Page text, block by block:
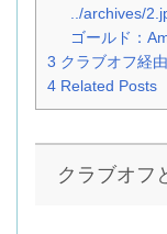
../archives/
ゴールド：
3 クラブオフ経
4 Related Posts
クラブオフ